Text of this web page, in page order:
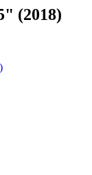
(2018)